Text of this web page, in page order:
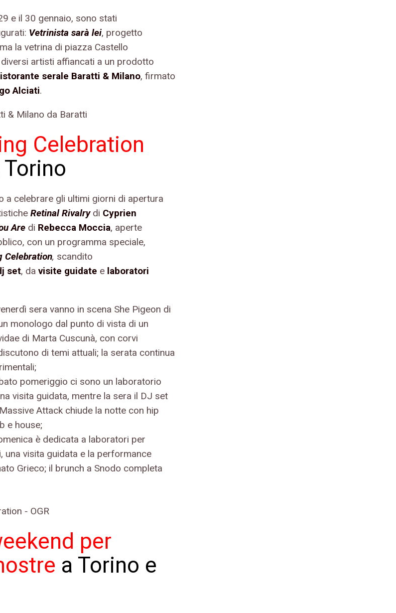
e il 30 gennaio, sono stati
Vetrinista sarà lei, progetto
la vetrina di piazza Castello
artisti affiancati a un prodotto
serale Baratti & Milano, firmato
Alciati.
Celebration
Torino
a celebrare gli ultimi giorni di apertura
Retinal Rivalrydi Cyprien
Are di Rebecca Moccia, aperte
con un programma speciale,
Celebration, scandito
set, da visite guidate e laboratori
sera vanno in scena She Pigeon di
monologo dal punto di vista di un
di Marta Cuscunà, con corvi
di temi attuali; la serata continua
pomeriggio ci sono un laboratorio
visita guidata, mentre la sera il DJ set
Attack chiude la notte con hip
e house;
è dedicata a laboratori per
una visita guidata e la performance
Grieco; il brunch a Snodo completa
per
a Torino e